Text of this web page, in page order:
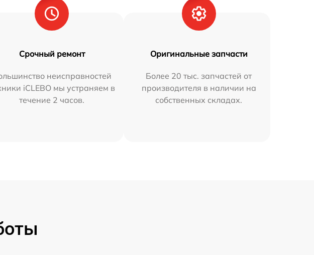
Срочный ремонт
неисправностей
iCLEBO мы устраняем в
течение 2 часов.
Оригинальные запчасти
Более 20 тыс. запчастей от
производителя в наличии на
собственных складах.